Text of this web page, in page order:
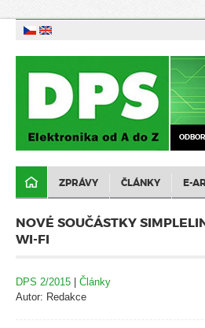
ZPRÁVY ČLÁNKY E-
NOVÉ SOUČÁSTKY
WI-FI
DPS 2/2015 | Články
Autor: Redakce